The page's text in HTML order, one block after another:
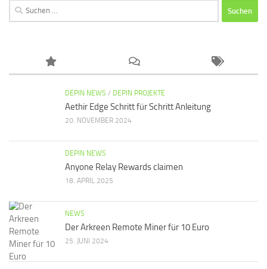
Suchen
nach:
DEPIN NEWS / DEPIN PROJEKTE
Aethir Edge Schritt für Schritt Anleitung
20. NOVEMBER 2024
DEPIN NEWS
Anyone Relay Rewards claimen
18. APRIL 2025
NEWS
Der Arkreen Remote Miner für 10 Euro
25. JUNI 2024